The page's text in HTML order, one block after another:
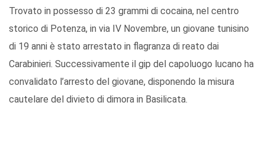
Trovato in possesso di 23 grammi di cocaina, nel centro
storico di Potenza, in via IV Novembre, un giovane tunisino
di 19 anni è stato arrestato in flagranza di reato dai
Carabinieri. Successivamente il gip del capoluogo lucano ha
convalidato l’arresto del giovane, disponendo la misura
cautelare del divieto di dimora in Basilicata.